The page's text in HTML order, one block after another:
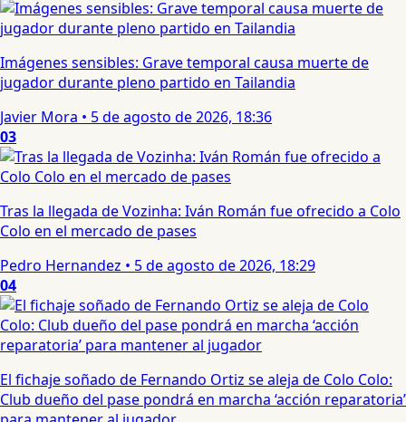
Imágenes sensibles: Grave temporal causa muerte de
jugador durante pleno partido en Tailandia
Javier Mora • 5 de agosto de 2026, 18:36
03
Tras la llegada de Vozinha: Iván Román fue ofrecido a Colo
Colo en el mercado de pases
Pedro Hernandez • 5 de agosto de 2026, 18:29
04
El fichaje soñado de Fernando Ortiz se aleja de Colo Colo:
Club dueño del pase pondrá en marcha ‘acción reparatoria’